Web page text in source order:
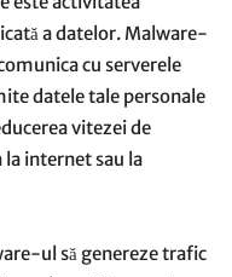
a datelor. Malware-
cu serverele
datele tale personale
vitezei de
internet sau la
ul să genereze trafic